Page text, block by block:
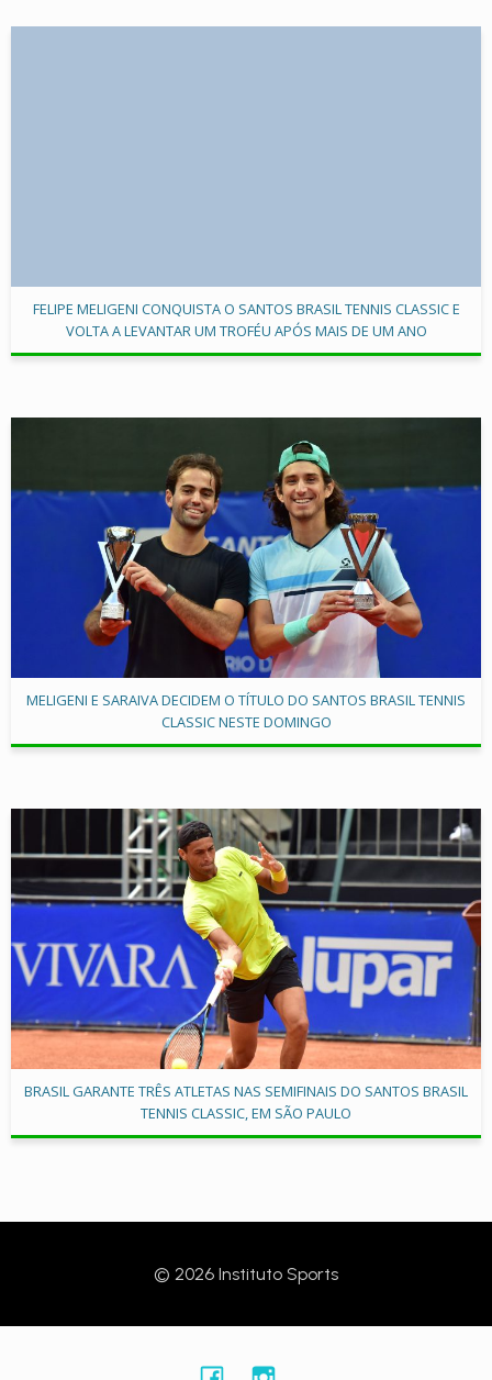
FELIPE MELIGENI CONQUISTA O SANTOS BRASIL TENNIS CLASSIC E
VOLTA A LEVANTAR UM TROFÉU APÓS MAIS DE UM ANO
MELIGENI E SARAIVA DECIDEM O TÍTULO DO SANTOS BRASIL TENNIS
CLASSIC NESTE DOMINGO
BRASIL GARANTE TRÊS ATLETAS NAS SEMIFINAIS DO SANTOS BRASIL
TENNIS CLASSIC, EM SÃO PAULO
© 2026 Instituto Sports